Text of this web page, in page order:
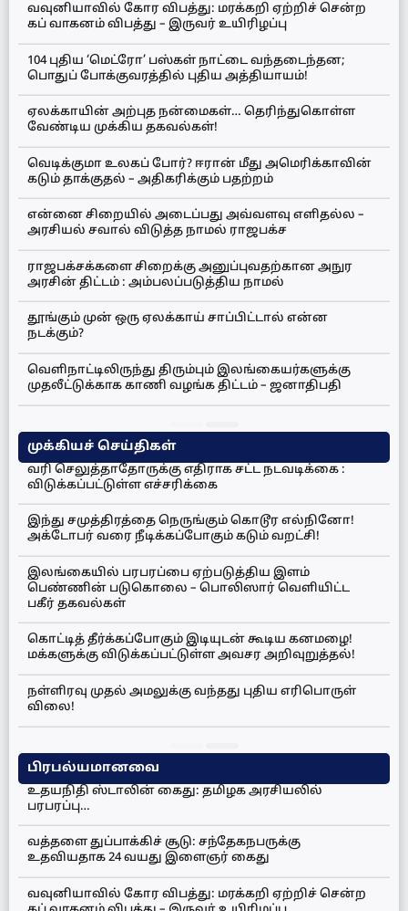
வவுனியாவில் கோர விபத்து: மரக்கறி ஏற்றிச் சென்ற
கப் வாகனம் விபத்து – இருவர் உயிரிழப்பு
104 புதிய ‘மெட்ரோ’ பஸ்கள் நாட்டை வந்தடைந்தன;
பொதுப் போக்குவரத்தில் புதிய அத்தியாயம்!
ஏலக்காயின் அற்புத நன்மைகள்… தெரிந்துகொள்ள
வேண்டிய முக்கிய தகவல்கள்!
வெடிக்குமா உலகப் போர்? ஈரான் மீது அமெரிக்காவின்
கடும் தாக்குதல் – அதிகரிக்கும் பதற்றம்
என்னை சிறையில் அடைப்பது அவ்வளவு எளிதல்ல –
அரசியல் சவால் விடுத்த நாமல் ராஜபக்ச
ராஜபக்சக்களை சிறைக்கு அனுப்புவதற்கான அநுர
அரசின் திட்டம் : அம்பலப்படுத்திய நாமல்
தூங்கும் முன் ஒரு ஏலக்காய் சாப்பிட்டால் என்ன
நடக்கும்?
வெளிநாட்டிலிருந்து திரும்பும் இலங்கையர்களுக்கு
முதலீட்டுக்காக காணி வழங்க திட்டம் – ஜனாதிபதி
முக்கியச் செய்திகள்
வரி செலுத்தாதோருக்கு எதிராக சட்ட நடவடிக்கை :
விடுக்கப்பட்டுள்ள எச்சரிக்கை
இந்து சமுத்திரத்தை நெருங்கும் கொடூர எல்நினோ!
அக்டோபர் வரை நீடிக்கப்போகும் கடும் வறட்சி!
இலங்கையில் பரபரப்பை ஏற்படுத்திய இளம்
பெண்ணின் படுகொலை – பொலிஸார் வெளியிட்ட
பகீர் தகவல்கள்
கொட்டித் தீர்க்கப்போகும் இடியுடன் கூடிய கனமழை!
மக்களுக்கு விடுக்கப்பட்டுள்ள அவசர அறிவுறுத்தல்!
நள்ளிரவு முதல் அமலுக்கு வந்தது புதிய எரிபொருள்
விலை!
பிரபல்யமானவை
உதயநிதி ஸ்டாலின் கைது: தமிழக அரசியலில்
பரபரப்பு…
வத்தளை துப்பாக்கிச் சூடு: சந்தேகநபருக்கு
உதவியதாக 24 வயது இளைஞர் கைது
வவுனியாவில் கோர விபத்து: மரக்கறி ஏற்றிச் சென்ற